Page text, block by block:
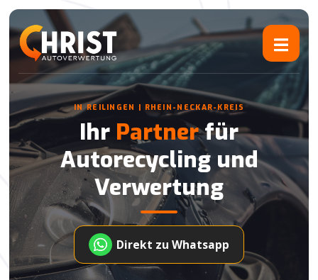
IN REILINGEN | RHEIN-NECKAR-KREIS
Ihr Partnerfür
Autorecycling und
Verwertung
Direkt zu Whatsapp